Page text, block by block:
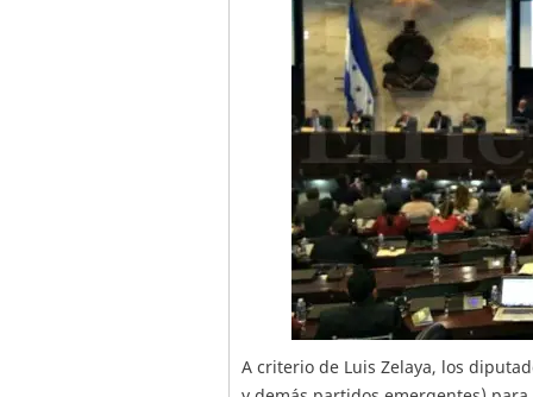
A criterio de Luis Zelaya, los